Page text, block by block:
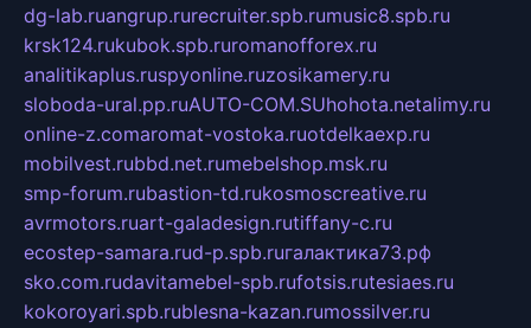
dg-lab.ruangrup.rurecruiter.spb.rumusic8.spb.ru
krsk124.rukubok.spb.ruromanofforex.ru
analitikaplus.ruspyonline.ruzosikamery.ru
sloboda-ural.pp.ruAUTO-COM.SUhohota.netalimy.ru
online-z.comaromat-vostoka.ruotdelkaexp.ru
mobilvest.rubbd.net.rumebelshop.msk.ru
smp-forum.rubastion-td.rukosmoscreative.ru
avrmotors.ruart-galadesign.rutiffany-c.ru
ecostep-samara.rud-p.spb.ruгалактика73.рф
sko.com.rudavitamebel-spb.rufotsis.rutesiaes.ru
kokoroyari.spb.rublesna-kazan.rumossilver.ru